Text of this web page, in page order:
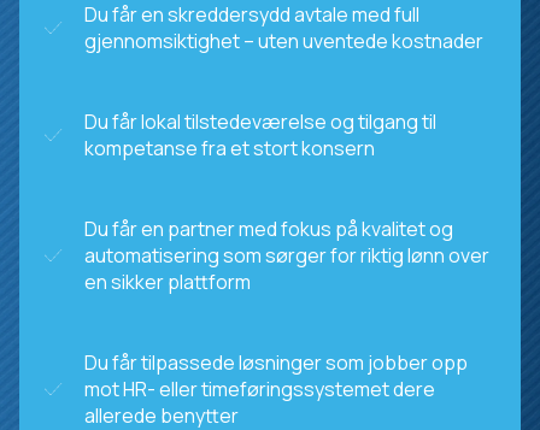
Du får en skreddersydd avtale med full
gjennomsiktighet – uten uventede kostnader
Du får lokal tilstedeværelse og tilgang til
kompetanse fra et stort konsern
Du får en partner med fokus på kvalitet og
automatisering som sørger for riktig lønn over
en sikker plattform
Du får tilpassede løsninger som jobber opp
mot HR- eller timeføringssystemet dere
allerede benytter